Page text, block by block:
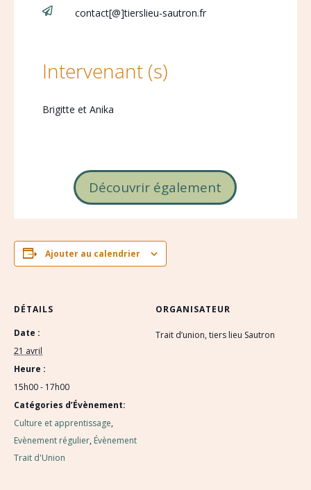
 contact[@]tierslieu-sautron.fr
Intervenant (s)
Brigitte et Anika
Découvrir également
Ajouter au calendrier
DÉTAILS
Date :
21 avril
Heure :
15h00 - 17h00
Catégories d’Évènement:
Culture et apprentissage,
Evènement régulier, Évènement
Trait d'Union
ORGANISATEUR
Trait d’union, tiers lieu Sautron